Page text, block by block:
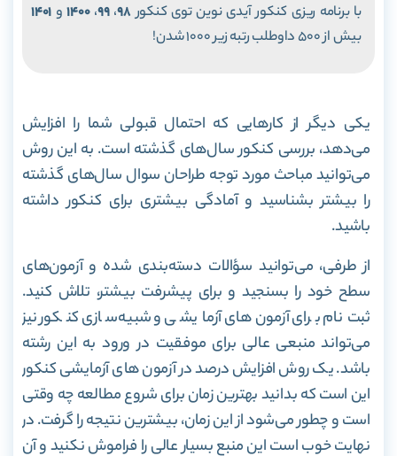
با برنامه ریزی کنکور آیدی نوین توی کنکور98،99،1400و 1401
بیش از 500 داوطلب رتبه زیر 1000 شدن!
یکی دیگر از کارهایی که احتمال قبولی شما را افزایش
می‌دهد، بررسی کنکور‌ سال‌های گذشته است. به این روش
می‌توانید مباحث مورد توجه طراحان سوال سال‌های گذشته
را بیشتر بشناسید و آمادگی بیشتری برای کنکور داشته
باشید.
از طرفی، می‌توانید سؤالات دسته‌بندی شده و آزمون‌های
سطح خود را بسنجید و برای پیشرفت بیشتر، تلاش کنید.
ثبت‌نام برای آزمون‌های آزمایشی و شبیه‌سازی کنکور نیز
می‌تواند منبعی عالی برای موفقیت در ورود به این رشته
باشد. یک روش افزایش درصد در آزمون های آزمایشی کنکور
این است که بدانید بهترین زمان برای شروع مطالعه چه وقتی
است و چطور می‌شود از این زمان، بیشترین نتیجه را گرفت.در
نهایت خوب است این منبع بسیار عالی را فراموش نکنید و آن